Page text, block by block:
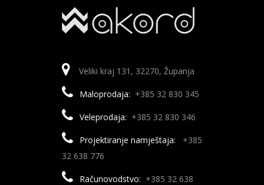
Veliki kraj 131, 32270, Županja
Maloprodaja: +385 32 830 345
Veleprodaja: +385 32 830 346
Projektiranje namještaja:
+385
32 638 776
Računovodstvo: +385 32 638